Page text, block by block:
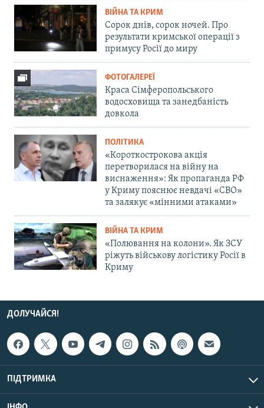
ВІЙНА ТА КРИМ
Сорок днів, сорок ночей. Про
результати кримської операції з
примусу Росії до миру
ФОТОГАЛЕРЕЇ
Краса Сімферопольського
водосховища та занедбаність
довкола
ПОЛІТИКА
«Короткострокова акція
перетворилася на війну на
виснаження»: Як пропаганда РФ
у Криму пояснює невдачі «СВО»
та залякує «мінними атаками»
ВІЙНА ТА КРИМ
«Полювання на колони». Як ЗСУ
ріжуть військову логістику Росії в
Криму
ДОЛУЧАЙСЯ!
ПІДТРИМКА